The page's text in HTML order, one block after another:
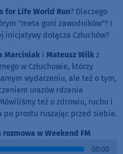
for Life World Run? Dlaczego
"meta goni zawodników"? I
dołącza Człuchów?
Marciniak i Mateusz Wilk z
w Człuchowie, którzy
wydarzeniu, ale też o tym,
urazów rdzenia
też o zdrowiu, ruchu i
po prostu ruszając przed siebie.
w Weekend FM
00:00